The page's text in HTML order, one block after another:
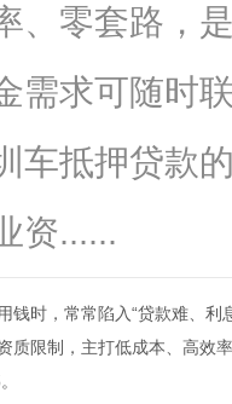
、零套路，
需求可随时
车抵押贷款
资......
钱时，常常陷入“贷款难、
质限制，主打低成本、高效